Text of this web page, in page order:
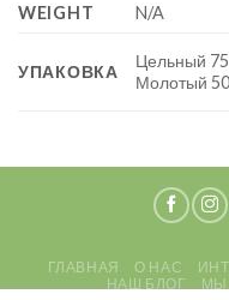
WEIGHT N/A
УПАКОВКА
Цельный 75
Молотый
ГЛАВНАЯ О НАС
НАШ БЛОГ
МЫ